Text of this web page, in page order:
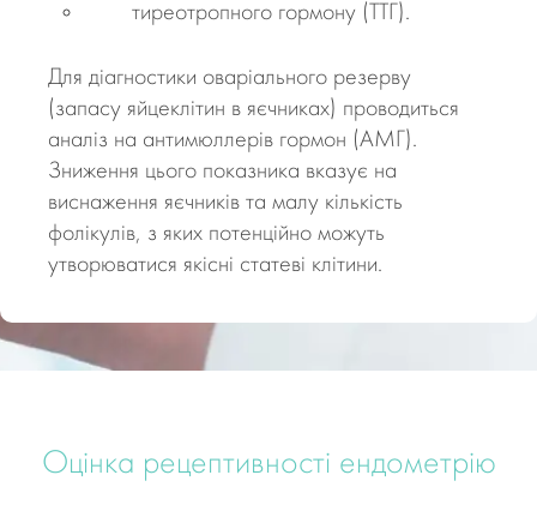
тиреотропного гормону (ТТГ).
Для діагностики оваріального резерву
(запасу яйцеклітин в яєчниках) проводиться
аналіз на антимюллерів гормон (АМГ).
Зниження цього показника вказує на
виснаження яєчників та малу кількість
фолікулів, з яких потенційно можуть
утворюватися якісні статеві клітини.
Оцінка рецептивності ендометрію